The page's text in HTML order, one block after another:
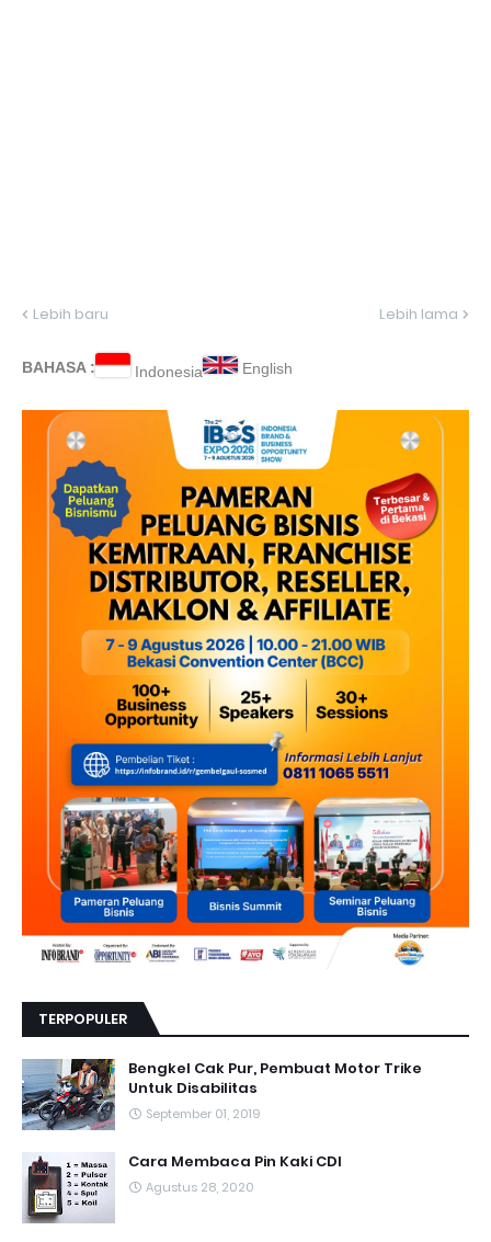
Lebih baru Lebih lama
BAHASA : Indonesia English
TERPOPULER
Bengkel Cak Pur, Pembuat Motor Trike
Untuk Disabilitas
September 01, 2019
Cara Membaca Pin Kaki CDI
Agustus 28, 2020